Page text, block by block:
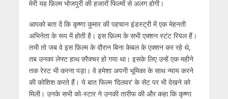
मेरी यह फ़िल्म भोजपुरी की हजारों फिल्मों से अलग होगी।
आपको बता दें कि कृष्‍णा कुमार की पहचान इंडस्‍ट्री में एक मेहनती
अभिनेता के रूप में होती है। इस फ़िल्म के सभी एक्शन स्टंट रियल हैं।
तभी तो जब वे इस फ़िल्म के दौरान बिना केबल के एक्शन कर रहे थे,
तब उनका लेफ्ट हाथ फ़्रैक्चर हो गया था। इसके लिए उन्हें एक महीने
तक रेस्ट भी करना पड़ा। वे हमेशा अपनी भूमिका के साथ न्‍याय करने
की कोशिश करते हैं। ये बात फिल्‍म ‘दिलवर’ के सेट पर भी देखने को
मिली। उनके सभी को-स्‍टार ने उनकी तारीफ की और कहा कि कृष्णा